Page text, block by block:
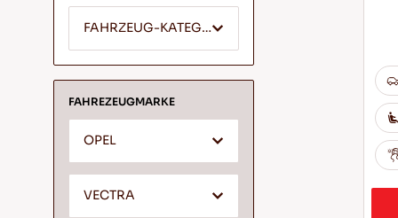
FAHRZEUG-KATEGORIE
FAHREZEUGMARKE
OPEL
VECTRA